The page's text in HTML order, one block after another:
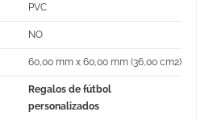
PVC
NO
60,00 mm x 60,00 mm (36,00 cm2)
Regalos de fútbol
personalizados